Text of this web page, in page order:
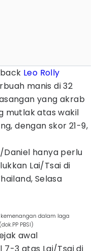
Leo Rolly
manis di 32
yang akrab
mutlak atas wakil
dengan skor 21-9,
Daniel hanya perlu
Lai/Tsai di
Selasa
dalam laga
PBSI)
awal